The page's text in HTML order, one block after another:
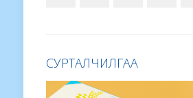
СУРТАЛЧИЛГАА